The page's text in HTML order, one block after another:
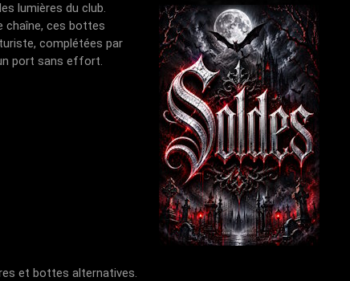
lumières du club.
chaîne, ces bottes
complétées par
port sans effort.
et bottes alternatives.